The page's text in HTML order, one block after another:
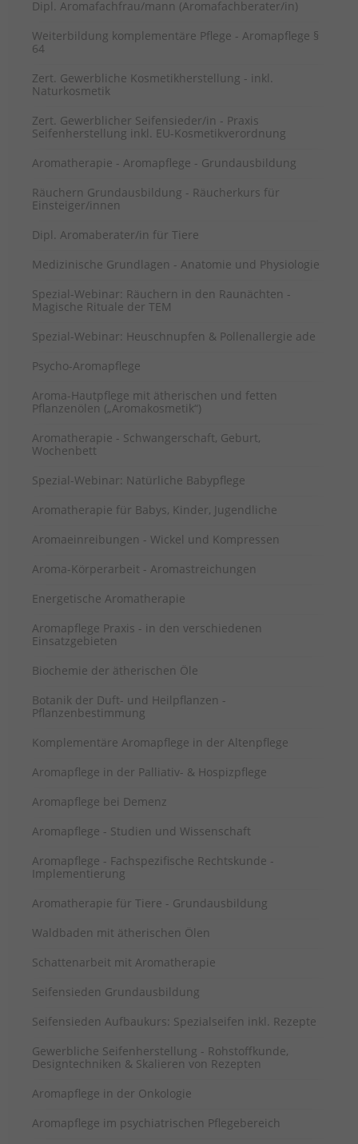
Dipl. Aromafachfrau/mann (Aromafachberater/in)
Weiterbildung komplementäre Pflege - Aromapflege §
64
Zert. Gewerbliche Kosmetikherstellung - inkl.
Naturkosmetik
Zert. Gewerblicher Seifensieder/in - Praxis
Seifenherstellung inkl. EU-Kosmetikverordnung
Aromatherapie - Aromapflege - Grundausbildung
Räuchern Grundausbildung - Räucherkurs für
Einsteiger/innen
Dipl. Aromaberater/in für Tiere
Medizinische Grundlagen - Anatomie und Physiologie
Spezial-Webinar: Räuchern in den Raunächten -
Magische Rituale der TEM
Spezial-Webinar: Heuschnupfen & Pollenallergie ade
Psycho-Aromapflege
Aroma-Hautpflege mit ätherischen und fetten
Pflanzenölen („Aromakosmetik“)
Aromatherapie - Schwangerschaft, Geburt,
Wochenbett
Spezial-Webinar: Natürliche Babypflege
Aromatherapie für Babys, Kinder, Jugendliche
Aromaeinreibungen - Wickel und Kompressen
Aroma-Körperarbeit - Aromastreichungen
Energetische Aromatherapie
Aromapflege Praxis - in den verschiedenen
Einsatzgebieten
Biochemie der ätherischen Öle
Botanik der Duft- und Heilpflanzen -
Pflanzenbestimmung
Komplementäre Aromapflege in der Altenpflege
Aromapflege in der Palliativ- & Hospizpflege
Aromapflege bei Demenz
Aromapflege - Studien und Wissenschaft
Aromapflege - Fachspezifische Rechtskunde -
Implementierung
Aromatherapie für Tiere - Grundausbildung
Waldbaden mit ätherischen Ölen
Schattenarbeit mit Aromatherapie
Seifensieden Grundausbildung
Seifensieden Aufbaukurs: Spezialseifen inkl. Rezepte
Gewerbliche Seifenherstellung - Rohstoffkunde,
Designtechniken & Skalieren von Rezepten
Aromapflege in der Onkologie
Aromapflege im psychiatrischen Pflegebereich